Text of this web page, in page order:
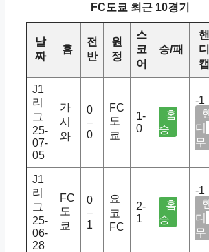
FC도쿄 최근 10경기
날
짜
홈
전
반
원
정
스
코
어
승/패
핸
디
캡
J1
리
그
25-
07-
05
가
시
와
0
–
0
FC
도
쿄
1-
0
홈
승
-1
디
무
J1
리
그
25-
06-
28
FC
도
쿄
0
–
1
요
코
FC
2-
1
홈
승
-1
디
무